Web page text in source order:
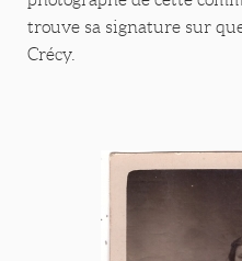
trouve sa signature sur
Crécy.